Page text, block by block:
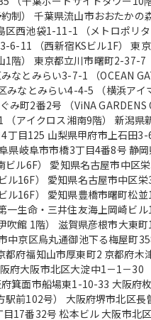
制） 千葉県流山市おおたかの
区西池袋1-11-1 （メトロポリ
6-11 （西新宿KSビル1F） 東
1階） 東京都立川市曙町2-37-7
なとみらい3-7-1 （OCEAN
みなとみらい4-4-5 （横浜アイ
み町2番2号 （ViNA GARDENS
アイクロス湘南9階） 新潟県
丁目125 山梨県甲府市上石田
県岐阜市市橋3丁目4番8号 静
ビル6F） 愛知県名古屋市中区
ル16F） 愛知県名古屋市中区
ル16F） 愛知県豊橋市曙町松
一生命・三井住友海上岡崎ビ
吹館 1階） 滋賀県彦根市大東
中京区烏丸通御池下る梅屋町
都府福知山市厚東町2 京都府木
府大阪市北区大淀中1－1－30
箕面市船場東1-10-33 大阪府
駅前102号） 大阪府堺市北区長
17番32号 松本ビル 大阪市北